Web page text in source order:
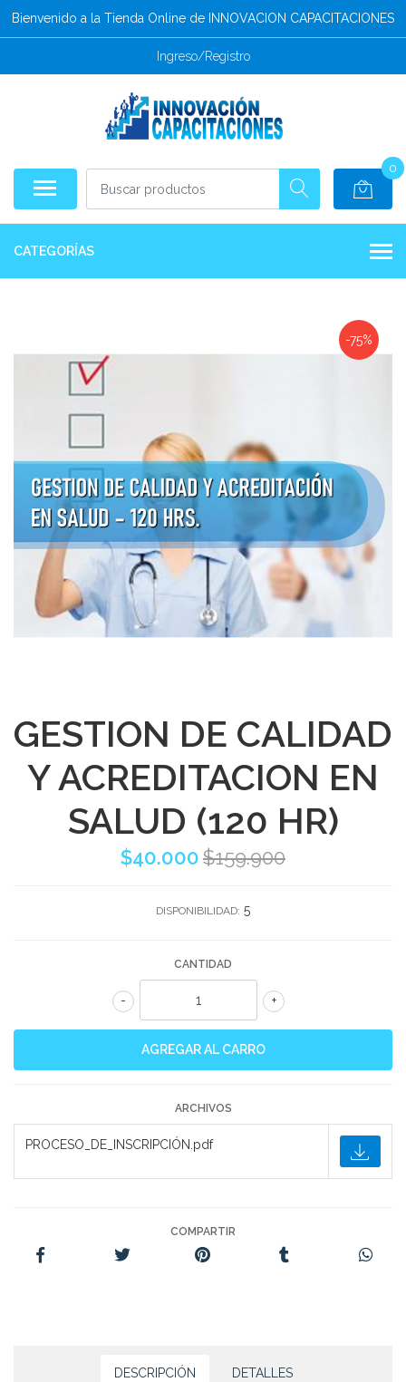
Bienvenido a la Tienda Online de INNOVACION CAPACITACIONES
Ingreso/Registro
0
CATEGORÍAS
-75%
GESTION DE CALIDAD
Y ACREDITACION EN
SALUD (120 HR)
$40.000$159.900
DISPONIBILIDAD: 5
CANTIDAD
+
-
ARCHIVOS
PROCESO_DE_INSCRIPCIÓN.pdf
COMPARTIR
DESCRIPCIÓN DETALLES